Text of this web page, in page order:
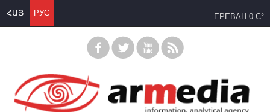
ՀԱՅ РУС ЕРЕВАН 0 C°